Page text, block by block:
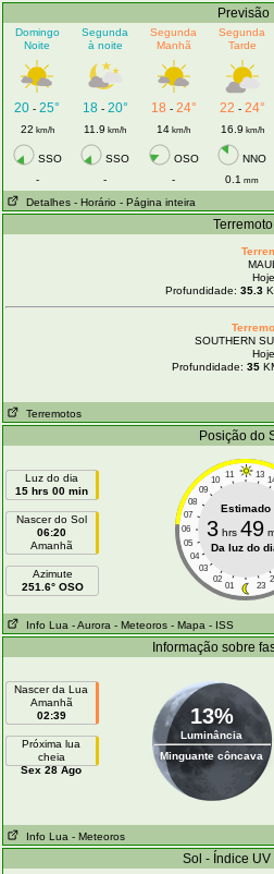
Previsão
Domingo
Noite
Segunda
à noite
Segunda
Manhã
Segunda
Tarde
20 -25° 18- 20° 18 - 24° 22 - 24°
22 km/h 11.9 km/h 14 km/h 16.9 km/h
SSO SSO OSO NNO
-
- - 0.1 mm
Detalhes - Horário - Página inteira
Terremoto
Profundidade:35.3
SOUTHERN
Profundidade: 35
Terremotos
Posição do
Luz do dia
15 hrs 00 min
Nascer do Sol
06:20
Amanhã
Azimute
251.6° OSO
11 13
10
09
08
07
06
05
04
03
02
01 23
Estimado
3hrs 49
Da luz do
Info Lua - Aurora - Meteoros - Mapa - ISS
Informação sobre
Nascer da Lua
Amanhã
02:39
Próxima lua
cheia
Sex 28 Ago
13%
Luminância
Minguante côncava
Info Lua - Meteoros
Sol - Índice UV